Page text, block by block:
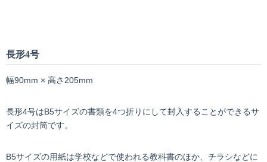
長形4号
幅90mm × 高さ205mm
長形4号はB5サイズの書類を4つ折りにして封入することができるサ
イズの封筒です。
B5サイズの用紙は学校などで使われる教科書のほか、チラシなどに